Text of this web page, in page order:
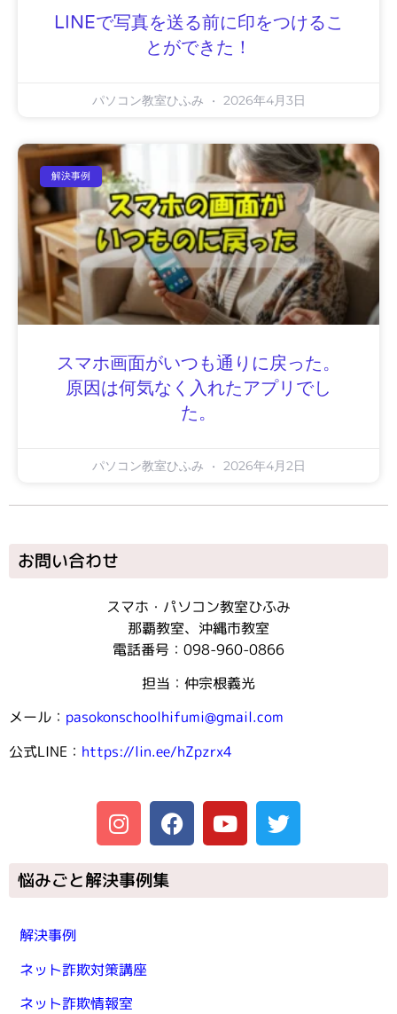
LINEで写真を送る前に印をつけるこ
とができた！
パソコン教室ひふみ 2026年4月3日
解決事例
スマホ画面がいつも通りに戻った。
原因は何気なく入れたアプリでし
た。
パソコン教室ひふみ 2026年4月2日
お問い合わせ
スマホ・パソコン教室ひふみ
那覇教室、沖縄市教室
電話番号：098-960-0866
担当：仲宗根義光
メール： pasokonschoolhifumi@gmail.com
公式LINE： https://lin.ee/hZpzrx4
悩みごと解決事例集
解決事例
ネット詐欺対策講座
ネット詐欺情報室